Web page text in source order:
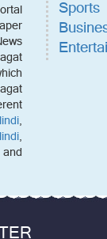
,
,
Sports